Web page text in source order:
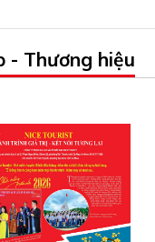
- Thương hiệu